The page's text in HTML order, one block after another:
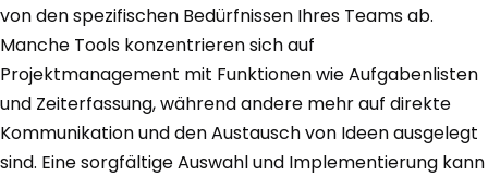
von den spezifischen Bedürfnissen Ihres Teams ab.
Manche Tools konzentrieren sich auf
Projektmanagement mit Funktionen wie Aufgabenlisten
und Zeiterfassung, während andere mehr auf direkte
Kommunikation und den Austausch von Ideen ausgelegt
sind. Eine sorgfältige Auswahl und Implementierung kann